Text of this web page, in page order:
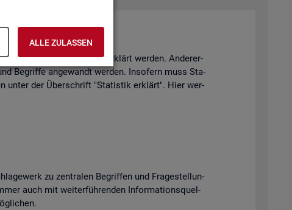
ALLE ZULASSEN
Sach­ver­hal­te er­klärt wer­den. An­de­rer­
Be­grif­fe an­ge­wandt wer­den. In­so­fern muss Sta­
unter der Über­schrift "Sta­tis­tik er­klärt". Hier wer­
zu zen­tra­len Be­grif­fen und Fra­ge­stel­lun­
auch mit wei­ter­füh­ren­den In­for­ma­ti­ons­quel­